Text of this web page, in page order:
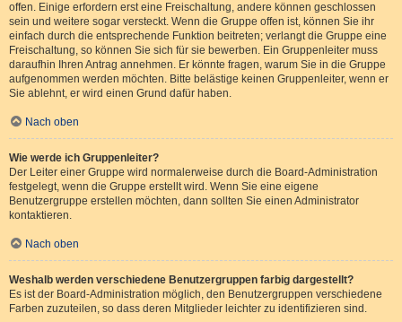
offen. Einige erfordern erst eine Freischaltung, andere können geschlossen
sein und weitere sogar versteckt. Wenn die Gruppe offen ist, können Sie ihr
einfach durch die entsprechende Funktion beitreten; verlangt die Gruppe eine
Freischaltung, so können Sie sich für sie bewerben. Ein Gruppenleiter muss
daraufhin Ihren Antrag annehmen. Er könnte fragen, warum Sie in die Gruppe
aufgenommen werden möchten. Bitte belästige keinen Gruppenleiter, wenn er
Sie ablehnt, er wird einen Grund dafür haben.
Nach oben
Wie werde ich Gruppenleiter?
Der Leiter einer Gruppe wird normalerweise durch die Board-Administration
festgelegt, wenn die Gruppe erstellt wird. Wenn Sie eine eigene
Benutzergruppe erstellen möchten, dann sollten Sie einen Administrator
kontaktieren.
Nach oben
Weshalb werden verschiedene Benutzergruppen farbig dargestellt?
Es ist der Board-Administration möglich, den Benutzergruppen verschiedene
Farben zuzuteilen, so dass deren Mitglieder leichter zu identifizieren sind.